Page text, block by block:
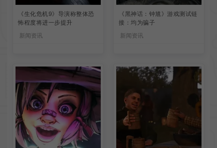
《生化危机9》导演称整体恐
怖程度将进一步提升
新闻资讯
《黑神话：钟馗》游戏测试链
接：均为骗子
新闻资讯